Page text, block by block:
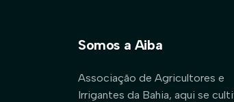
Somos a Aiba
Associação de Agricultores e
Irrigantes da Bahia, aqui se